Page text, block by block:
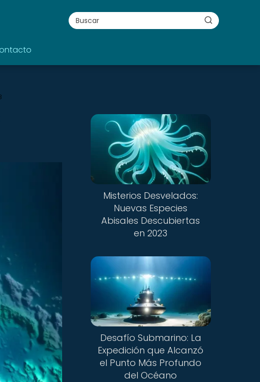
Misterios Desvelados:
Nuevas Especies
Abisales Descubiertas
en 2023
Desafío Submarino: La
Expedición que Alcanzó
el Punto Más Profundo
del Océano